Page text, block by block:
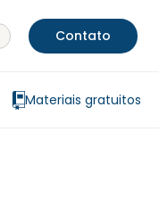
Contato
Materiais gratuitos